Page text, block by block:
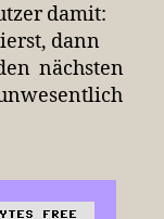
damit:
dann
nächsten